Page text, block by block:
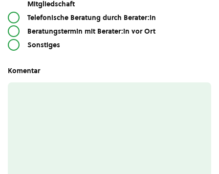
Mitgliedschaft
Telefonische Beratung durch Berater:in
Beratungstermin mit Berater:in vor Ort
Sonstiges
Komentar